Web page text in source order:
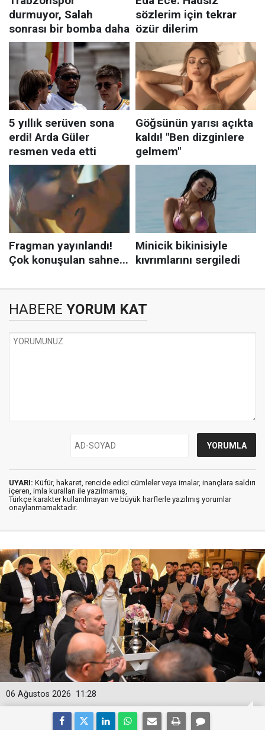
HABERE YORUM KAT
UYARI: Küfür, hakaret, rencide edici cümleler veya imalar, inançlara saldırı
içeren, imla kuralları ile yazılmamış,
Türkçe karakter kullanılmayan ve büyük harflerle yazılmış yorumlar
onaylanmamaktadır.
11:28
06 Ağustos 2026